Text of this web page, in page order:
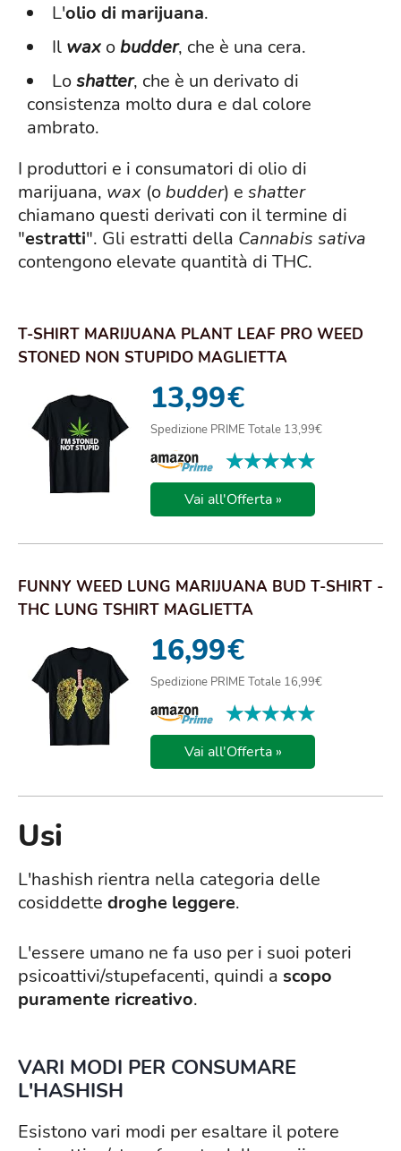
L'olio di marijuana.
Il wax o budder, che è una cera.
Loshatter, che è un derivato di
consistenza molto dura e dal colore
ambrato.
I produttori e i consumatori di olio di
marijuana, wax (o budder) e shatter
chiamano questi derivati con il termine di
"estratti". Gli estratti della Cannabis sativa
contengono elevate quantità di THC.
T-SHIRT MARIJUANA PLANT LEAF PRO WEED
STONED NON STUPIDO MAGLIETTA
13,99€
Spedizione PRIME Totale 13,99€
★★★★★
★★★★★
Vai all'Offerta »
FUNNY WEED LUNG MARIJUANA BUD T-SHIRT -
THC LUNG TSHIRT MAGLIETTA
16,99€
Spedizione PRIME Totale 16,99€
★★★★★
★★★★★
Vai all'Offerta »
Usi
L'hashish rientra nella categoria delle
cosiddette droghe leggere.
L'essere umano ne fa uso per i suoi poteri
psicoattivi/stupefacenti, quindi a scopo
puramente ricreativo.
VARI MODI PER CONSUMARE
L'HASHISH
Esistono vari modi per esaltare il potere